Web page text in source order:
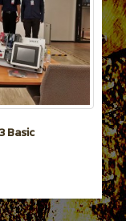
Basic